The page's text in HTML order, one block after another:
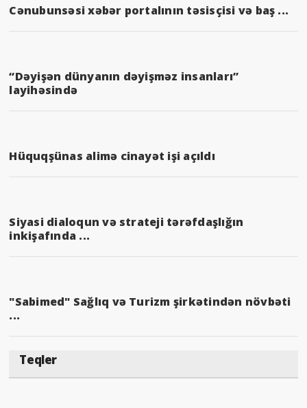
Cənubunsəsi xəbər portalının təsisçisi və baş ...
“Dəyişən dünyanın dəyişməz insanları”
layihəsində
Hüquqşünas alimə cinayət işi açıldı
Siyasi dialoqun və strateji tərəfdaşlığın
inkişafında ...
"Sabimed" Sağlıq və Turizm şirkətindən növbəti
...
Teqler